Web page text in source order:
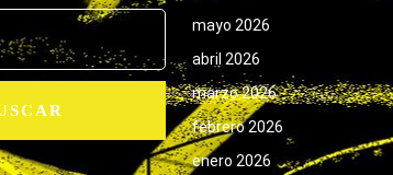
mayo 2026
abril 2026
marzo 2026
febrero 2026
enero 2026